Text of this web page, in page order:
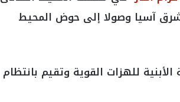
آسيا وصولا إلى حوض المحيط
للهزات القوية وتقيم بانتظام